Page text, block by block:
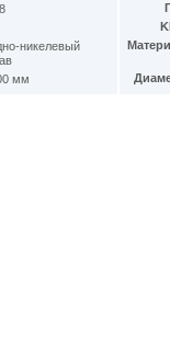
никелевый
мм